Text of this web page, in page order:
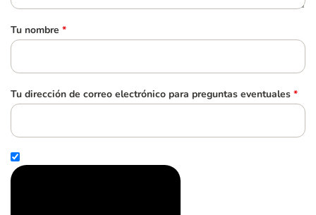
Tu nombre *
Tu dirección de correo electrónico para preguntas eventuales *